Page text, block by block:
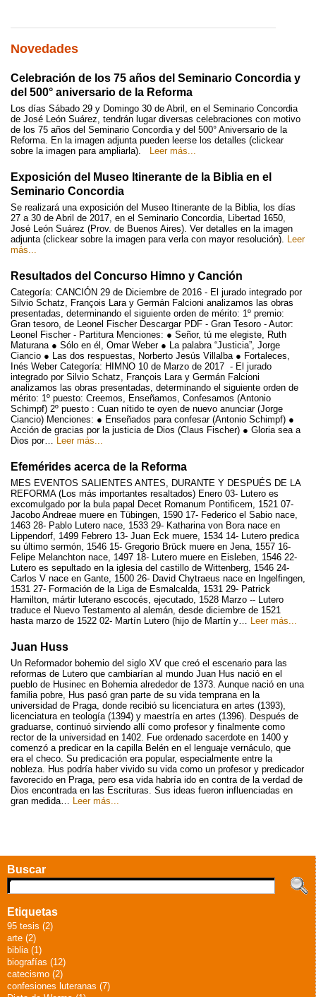
Novedades
Celebración de los 75 años del Seminario Concordia y
del 500° aniversario de la Reforma
Los días Sábado 29 y Domingo 30 de Abril, en el Seminario Concordia
de José León Suárez, tendrán lugar diversas celebraciones con motivo
de los 75 años del Seminario Concordia y del 500° Aniversario de la
Reforma. En la imagen adjunta pueden leerse los detalles (clickear
sobre la imagen para ampliarla).
Leer más...
Exposición del Museo Itinerante de la Biblia en el
Seminario Concordia
Se realizará una exposición del Museo Itinerante de la Biblia, los días
27 a 30 de Abril de 2017, en el Seminario Concordia, Libertad 1650,
José León Suárez (Prov. de Buenos Aires). Ver detalles en la imagen
adjunta (clickear sobre la imagen para verla con mayor resolución). Leer
más...
Resultados del Concurso Himno y Canción
Categoría: CANCIÓN 29 de Diciembre de 2016 - El jurado integrado por
Silvio Schatz, François Lara y Germán Falcioni analizamos las obras
presentadas, determinando el siguiente orden de mérito: 1º premio:
Gran tesoro, de Leonel Fischer Descargar PDF - Gran Tesoro - Autor:
Leonel Fischer - Partitura Menciones: ● Señor, tú me elegiste, Ruth
Maturana ● Sólo en él, Omar Weber ● La palabra “Justicia”, Jorge
Ciancio ● Las dos respuestas, Norberto Jesús Villalba ● Fortaleces,
Inés Weber Categoría: HIMNO 10 de Marzo de 2017 - El jurado
integrado por Silvio Schatz, François Lara y Germán Falcioni
analizamos las obras presentadas, determinando el siguiente orden de
mérito: 1º puesto: Creemos, Enseñamos, Confesamos (Antonio
Schimpf) 2º puesto : Cuan nítido te oyen de nuevo anunciar (Jorge
Ciancio) Menciones: ● Enseñados para confesar (Antonio Schimpf) ●
Acción de gracias por la justicia de Dios (Claus Fischer) ● Gloria sea a
Dios por… Leer más...
Efemérides acerca de la Reforma
MES EVENTOS SALIENTES ANTES, DURANTE Y DESPUÉS DE LA
REFORMA (Los más importantes resaltados) Enero 03- Lutero es
excomulgado por la bula papal Decet Romanum Pontificem, 1521 07-
Jacobo Andreae muere en Tübingen, 1590 17- Federico el Sabio nace,
1463 28- Pablo Lutero nace, 1533 29- Katharina von Bora nace en
Lippendorf, 1499 Febrero 13- Juan Eck muere, 1534 14- Lutero predica
su último sermón, 1546 15- Gregorio Brück muere en Jena, 1557 16-
Felipe Melanchton nace, 1497 18- Lutero muere en Eisleben, 1546 22-
Lutero es sepultado en la iglesia del castillo de Wittenberg, 1546 24-
Carlos V nace en Gante, 1500 26- David Chytraeus nace en Ingelfingen,
1531 27- Formación de la Liga de Esmalcalda, 1531 29- Patrick
Hamilton, mártir luterano escocés, ejecutado, 1528 Marzo -- Lutero
traduce el Nuevo Testamento al alemán, desde diciembre de 1521
hasta marzo de 1522 02- Martín Lutero (hijo de Martín y… Leer más...
Juan Huss
Un Reformador bohemio del siglo XV que creó el escenario para las
reformas de Lutero que cambiarían al mundo Juan Hus nació en el
pueblo de Husinec en Bohemia alrededor de 1373. Aunque nació en una
familia pobre, Hus pasó gran parte de su vida temprana en la
universidad de Praga, donde recibió su licenciatura en artes (1393),
licenciatura en teología (1394) y maestría en artes (1396). Después de
graduarse, continuó sirviendo allí como profesor y finalmente como
rector de la universidad en 1402. Fue ordenado sacerdote en 1400 y
comenzó a predicar en la capilla Belén en el lenguaje vernáculo, que
era el checo. Su predicación era popular, especialmente entre la
nobleza. Hus podría haber vivido su vida como un profesor y predicador
favorecido en Praga, pero esa vida habría ido en contra de la verdad de
Dios encontrada en las Escrituras. Sus ideas fueron influenciadas en
gran medida… Leer más...
Buscar
Etiquetas
95 tesis (2)
arte (2)
biblia (1)
biografías (12)
catecismo (2)
confesiones luteranas (7)